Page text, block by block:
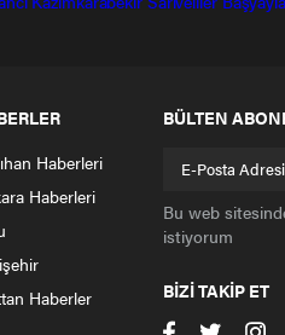
Haberleri
Haberleri
Haberler
BÜLTEN
Bu web
istiyorum
BİZİ TAKİP ET